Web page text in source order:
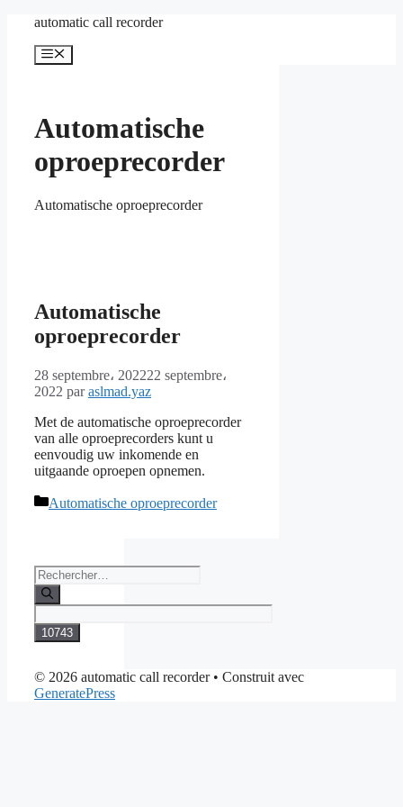
Aller
contenu
automatic call recorder
Menu
Automatische
oproeprecorder
Automatische oproeprecorder
Automatische
oproeprecorder
28 septembre، 202222 septembre،
2022 paraslmad.yaz
Met de automatische oproeprecorder
van alle oproeprecorders kunt u
eenvoudig uw inkomende en
uitgaande oproepen opnemen.
Catégories
Automatische oproeprecorder
Rechercher :
© 2026 automatic call recorder• Construit avec
GeneratePress